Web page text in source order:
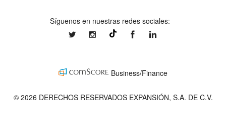
Síguenos en nuestras redes sociales:
expansionmxexpansionmx ExpansionMex
Business/Finance
© 2026 DERECHOS RESERVADOS EXPANSIÓN, S.A. DE C.V.